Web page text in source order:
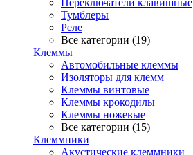
Переключатели клавишные
Тумблеры
Реле
Все категории (19)
Клеммы
Автомобильные клеммы
Изоляторы для клемм
Клеммы винтовые
Клеммы крокодилы
Клеммы ножевые
Все категории (15)
Клеммники
Акустические клеммники